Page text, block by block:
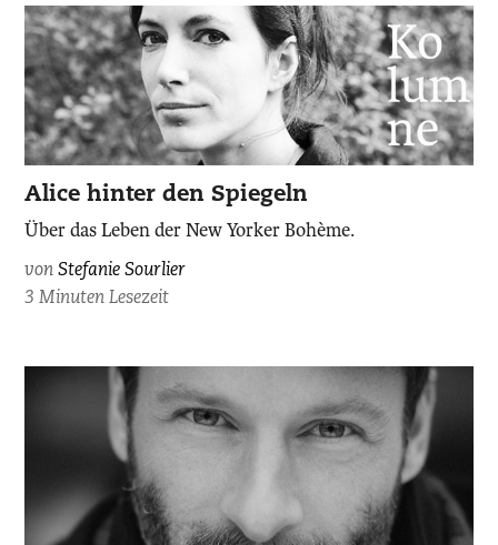
Alice hinter den Spiegeln
Über das Leben der New Yorker Bohème.
vonStefanie Sourlier
3 Minuten Lesezeit